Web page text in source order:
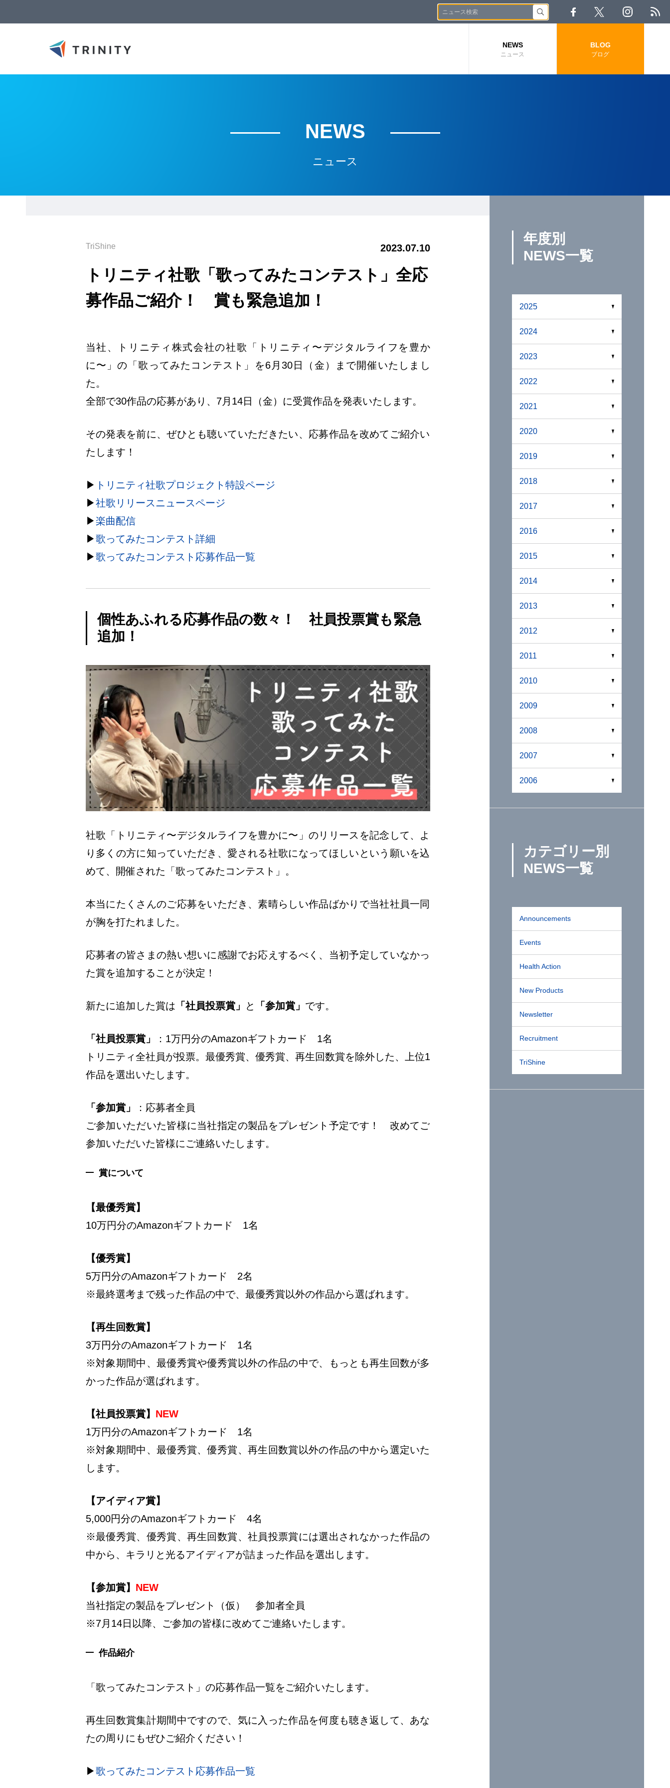
NEWS
ニュース
BLOG
ブログ
NEWS
ニュース
TriShine 2023.07.10
トリニティ社歌「歌ってみたコンテスト」全応
募作品ご紹介！ 賞も緊急追加！
当社、トリニティ株式会社の社歌「トリニティ〜デジタルライフを豊か
に〜」の「歌ってみたコンテスト」を6月30日（金）まで開催いたしまし
た。
全部で30作品の応募があり、7月14日（金）に受賞作品を発表いたします。
その発表を前に、ぜひとも聴いていただきたい、応募作品を改めてご紹介い
たします！
▶︎ トリニティ社歌プロジェクト特設ページ
▶︎社歌リリースニュースページ
▶︎楽曲配信
▶︎歌ってみたコンテスト詳細
▶︎歌ってみたコンテスト応募作品一覧
個性あふれる応募作品の数々！ 社員投票賞も緊急
追加！
社歌「トリニティ〜デジタルライフを豊かに〜」のリリースを記念して、よ
り多くの方に知っていただき、愛される社歌になってほしいという願いを込
めて、開催された「歌ってみたコンテスト」。
本当にたくさんのご応募をいただき、素晴らしい作品ばかりで当社社員一同
が胸を打たれました。
応募者の皆さまの熱い想いに感謝でお応えするべく、当初予定していなかっ
た賞を追加することが決定！
新たに追加した賞は 「社員投票賞」 と 「参加賞」 です。
「社員投票賞」
：1万円分のAmazonギフトカード 1名
トリニティ全社員が投票。最優秀賞、優秀賞、再生回数賞を除外した、上位1
作品を選出いたします。
「参加賞」
：応募者全員
ご参加いただいた皆様に当社指定の製品をプレゼント予定です！ 改めてご
参加いただいた皆様にご連絡いたします。
賞について
【最優秀賞】
10万円分のAmazonギフトカード 1名
【優秀賞】
5万円分のAmazonギフトカード 2名
※最終選考まで残った作品の中で、最優秀賞以外の作品から選ばれます。
【再生回数賞】
3万円分のAmazonギフトカード 1名
※対象期間中、最優秀賞や優秀賞以外の作品の中で、もっとも再生回数が多
かった作品が選ばれます。
【社員投票賞】 NEW
1万円分のAmazonギフトカード 1名
※対象期間中、最優秀賞、優秀賞、再生回数賞以外の作品の中から選定いた
します。
【アイディア賞】
5,000円分のAmazonギフトカード 4名
※最優秀賞、優秀賞、再生回数賞、社員投票賞には選出されなかった作品の
中から、キラリと光るアイディアが詰まった作品を選出します。
【参加賞】 NEW
当社指定の製品をプレゼント（仮） 参加者全員
※7月14日以降、ご参加の皆様に改めてご連絡いたします。
作品紹介
「歌ってみたコンテスト」の応募作品一覧をご紹介いたします。
再生回数賞集計期間中ですので、気に入った作品を何度も聴き返して、あな
たの周りにもぜひご紹介ください！
▶︎歌ってみたコンテスト応募作品一覧
年度別
NEWS一覧
2025
2024
2023
2022
2021
2020
2019
2018
2017
2016
2015
2014
2013
2012
2011
2010
2009
2008
2007
2006
カテゴリー別
NEWS一覧
Announcements
Events
Health Action
New Products
Newsletter
Recruitment
TriShine